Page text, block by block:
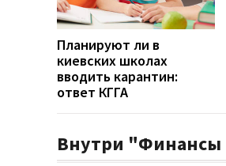
Планируют ли в
киевских школах
вводить карантин:
ответ КГГА
Внутри